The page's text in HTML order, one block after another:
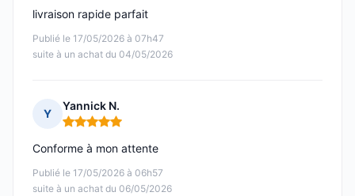
Publié le 17/05/2026 à 07h47
suite à un achat du 04/05/2026
livraison rapide parfait
Y
Yannick N.
Note : 5 sur 5
Publié le 17/05/2026 à 06h57
suite à un achat du 06/05/2026
Conforme à mon attente